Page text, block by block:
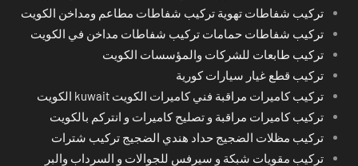
تركيب شفاطات تهوية تركيب شفاطات مطاعم ومداخن الكويت
تركيب شفاطات حمامات تركيب شفاطات مداخن في الكويت
تركيب طابعات للشركات والمؤسسات الكويت
تركيب قطع غيار سيارات كورية
تركيب كاميرات مراقبة فني كاميرات الكويت kuwait الكويت
تركيب كاميرات مراقبة و تصليح كاميرات و انتركم بالكويت
تركيب مظلات الضجيج حداد هندي الضجيج تركيب شترات
تركيب مقويات شبكة و سيرفس للجوالات و السرداب والبر